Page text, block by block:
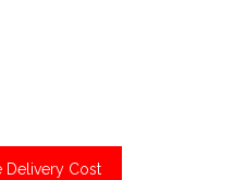
Delivery Cost